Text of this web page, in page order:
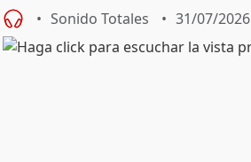
Sonido Totales 31/07/2026